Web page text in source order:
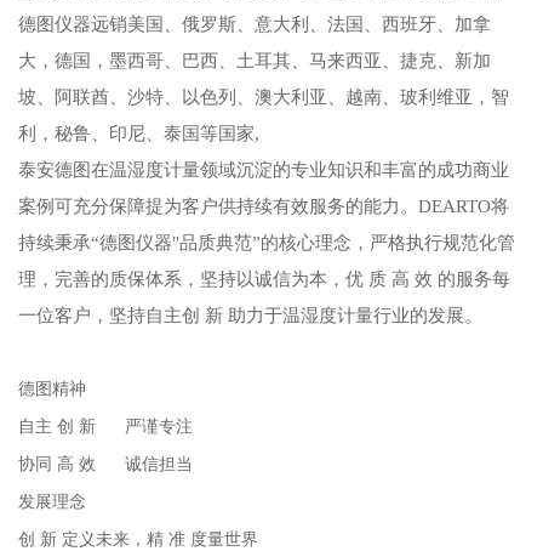
德图仪器远销美国、俄罗斯、意大利、法国、西班牙、加拿
大，德国，墨西哥、巴西、土耳其、马来西亚、捷克、新加
坡、阿联酋、沙特、以色列、澳大利亚、越南、玻利维亚，智
利，秘鲁、印尼、泰国等国家,
泰安德图在温湿度计量领域沉淀的专业知识和丰富的成功商业
案例可充分保障提为客户供持续有效服务的能力。DEARTO将
持续秉承“德图仪器"品质典范”的核心理念，严格执行规范化管
理，完善的质保体系，坚持以诚信为本，优 质 高 效 的服务每
一位客户，坚持自主创 新 助力于温湿度计量行业的发展。
德图精神
自主 创 新 严谨专注
协同 高 效 诚信担当
发展理念
创 新 定义未来，精 准 度量世界